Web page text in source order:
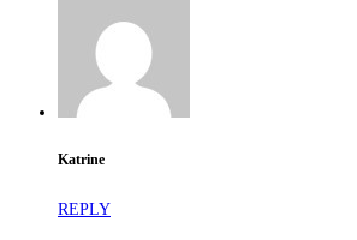
Katrine
REPLY